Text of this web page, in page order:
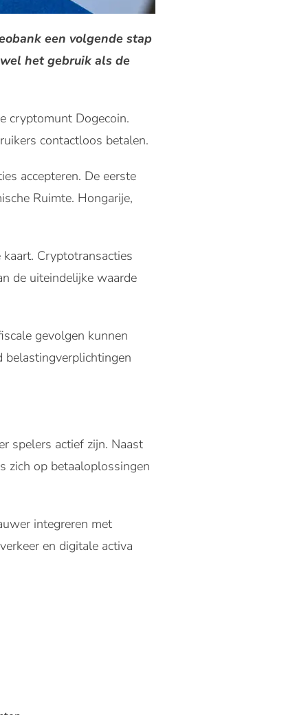
een volgende stap
het gebruik als de
cryptomunt Dogecoin.
contactloos betalen.
accepteren. De eerste
Ruimte. Hongarije,
Cryptotransacties
de uiteindelijke waarde
gevolgen kunnen
belastingverplichtingen
spelers actief zijn. Naast
zich op betaaloplossingen
integreren met
en digitale activa